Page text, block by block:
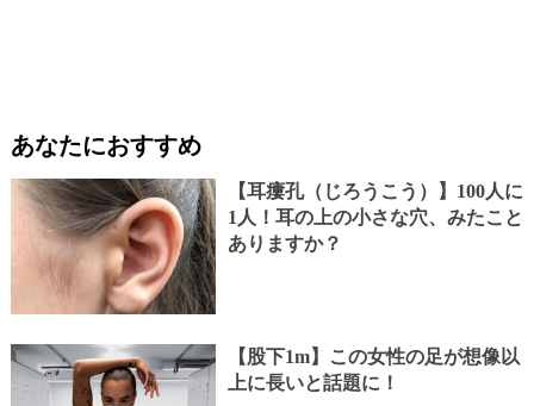
あなたにおすすめ
【耳瘻孔（じろうこう）】100人に
1人！耳の上の小さな穴、みたこと
ありますか？
【股下1m】この女性の足が想像以
上に長いと話題に！